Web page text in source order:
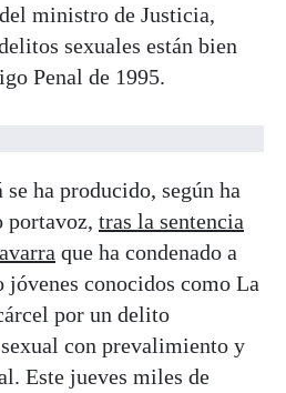
ministro de Justicia,
sexuales están bien
Penal de 1995.
ha producido, según ha
portavoz, tras la sentencia
que ha condenado a
jóvenes conocidos como La
por un delito
con prevalimiento y
Este jueves miles de